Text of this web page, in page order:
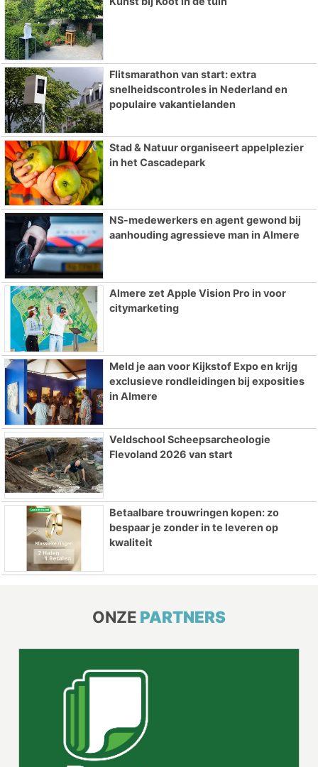
Flitsmarathon van start: extra
snelheidscontroles in Nederland en
populaire vakantielanden
Stad & Natuur organiseert appelplezier
in het Cascadepark
NS-medewerkers en agent gewond bij
aanhouding agressieve man in Almere
Almere zet Apple Vision Pro in voor
citymarketing
Meld je aan voor Kijkstof Expo en krijg
exclusieve rondleidingen bij exposities
in Almere
Veldschool Scheepsarcheologie
Flevoland 2026 van start
Betaalbare trouwringen kopen: zo
bespaar je zonder in te leveren op
kwaliteit
ONZE PARTNERS